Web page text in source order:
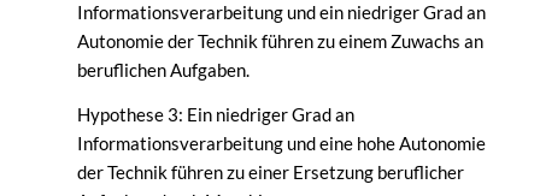
Informationsverarbeitung und ein niedriger Grad an
Autonomie der Technik führen zu einem Zuwachs an
beruflichen Aufgaben.
Hypothese 3: Ein niedriger Grad an
Informationsverarbeitung und eine hohe Autonomie
der Technik führen zu einer Ersetzung beruflicher